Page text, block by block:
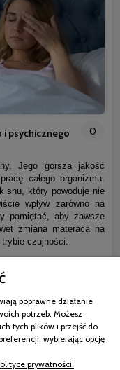
i psychicznego 0
Jego gorsza jakość
całego organizmu.
snu, który powoduje nie
wpływ zarówno na
pamiętać, aby zawsze
zmiana materaca na
czujności.
poprawne działanie
potrzeb. Możesz
tych plików i przejść do
wybierając opcję
prywatności.